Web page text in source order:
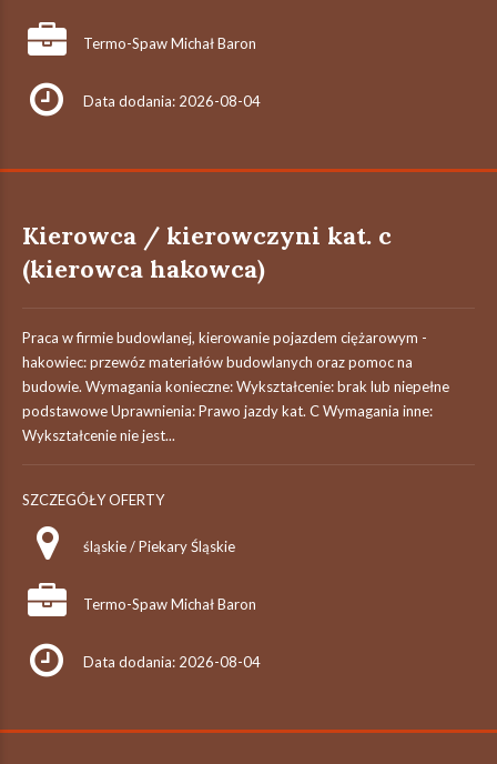
Termo-Spaw Michał Baron
Data dodania: 2026-08-04
Kierowca / kierowczyni kat. c
(kierowca hakowca)
Praca w firmie budowlanej, kierowanie pojazdem ciężarowym -
hakowiec: przewóz materiałów budowlanych oraz pomoc na
budowie. Wymagania konieczne: Wykształcenie: brak lub niepełne
podstawowe Uprawnienia: Prawo jazdy kat. C Wymagania inne:
Wykształcenie nie jest...
SZCZEGÓŁY OFERTY
śląskie / Piekary Śląskie
Termo-Spaw Michał Baron
Data dodania: 2026-08-04